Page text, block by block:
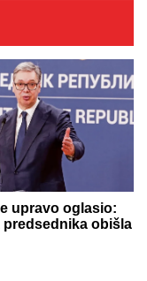
upravo oglasio:
predsednika obišla